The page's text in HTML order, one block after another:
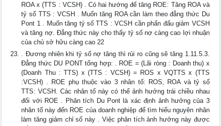
ROA x (TTS : VCSH) . Có hai hướng để tăng ROE: Tăng ROA và
tỷ số TTS : VCSH . Muốn tăng ROA cần làm theo đẳng thức Du
Pont 1 . Muốn tăng tỷ số TTS : VCSH cần phấn đấu giảm VCSH
và tăng nợ. Đẳng thức này cho thấy tỷ số nợ càng cao lợi nhuận
của chủ sở hữu càng cao 22
. Đương nhiên khi tỷ số nợ tăng thì rủi ro cũng sẽ tăng 1.11.5.3.
Đẳng thức DU PONT tổng hợp: . ROE = (Lãi ròng : Doanh thu) x
(Doanh Thu : TTS) x (TTS : VCSH) = ROS x VQTTS x (TTS
:VCSH) . ROE phụ thuộc vào 3 nhân tố: ROS, ROA và tỷ số
TTS: VCSH. Các nhân tố này có thể ảnh hưởng trái chiều nhau
đối với ROE . Phân tích Du Pont là xác định ảnh hưởng của 3
nhân tố này đến ROE của doanh nghiệp để tìm hiểu nguyên nhân
làm tăng giảm chỉ số này . Việc phân tích ảnh hưởng này được